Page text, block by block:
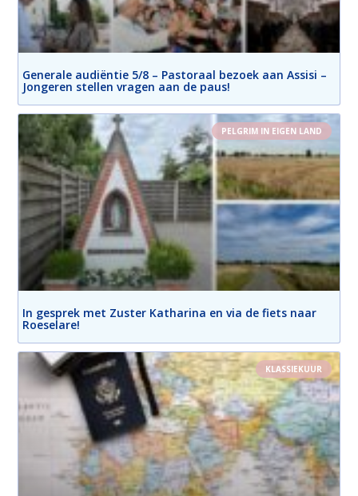
Generale audiëntie 5/8 – Pastoraal bezoek aan Assisi –
Jongeren stellen vragen aan de paus!
PELGRIM IN EIGEN LAND
In gesprek met Zuster Katharina en via de fiets naar
Roeselare!
KLASSIEKUUR